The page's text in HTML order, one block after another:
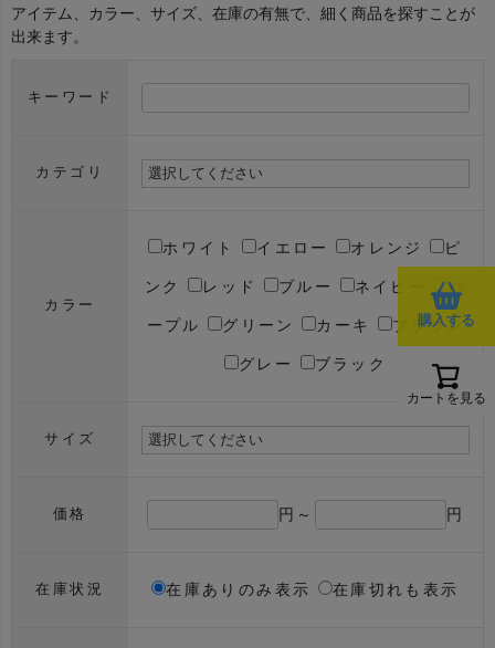
購入する
カートを見る
アイテム、カラー、サイズ、在庫の有無で、細く商品を探すことが
出来ます。
キーワード
カテゴリ
カラー
ホワイト イエロー オレンジ ピ
ンク レッド ブルー ネイビー パ
ープル グリーン カーキ ブラウン
グレー ブラック
サイズ
価格 円～ 円
在庫状況 在庫ありのみ表示 在庫切れも表示